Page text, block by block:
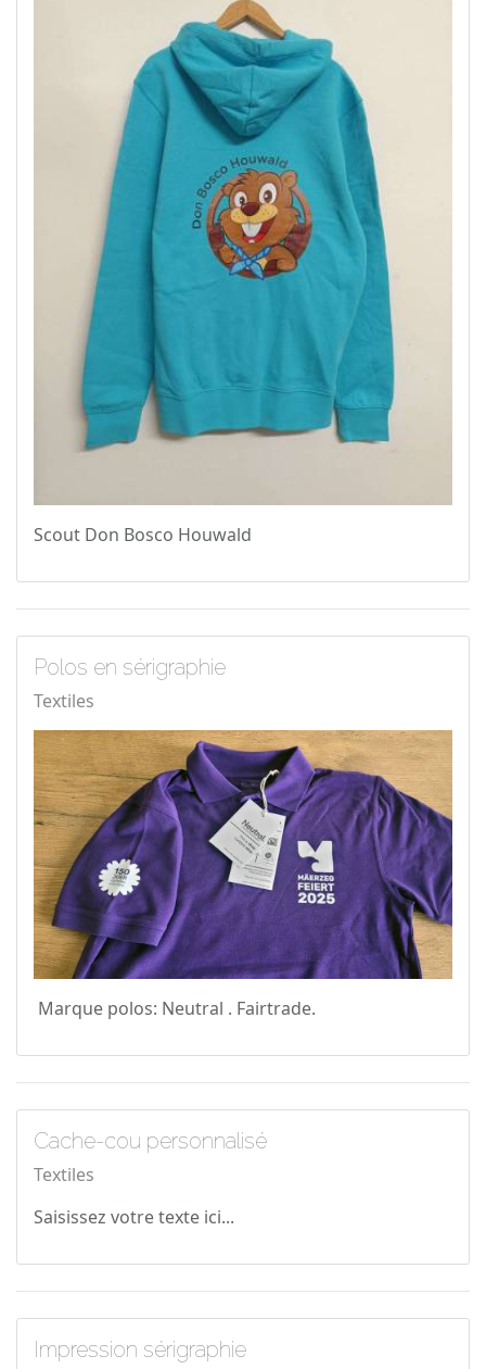
Scout Don Bosco Houwald
Polos en sérigraphie
Textiles
Marque polos: Neutral . Fairtrade.
Cache-cou personnalisé
Textiles
Saisissez votre texte ici...
Impression sérigraphie